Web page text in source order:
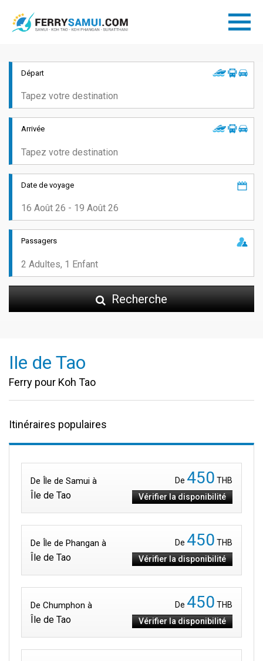
Départ
Arrivée
Date de voyage
Passagers
Recherche
Île de Tao
Ferry pour Koh Tao
Itinéraires populaires
De Île de Samui à
Île de Tao
De 450 THB
Vérifier la disponibilité
De Île de Phangan à
Île de Tao
De 450 THB
Vérifier la disponibilité
De Chumphon à
Île de Tao
De 450 THB
Vérifier la disponibilité